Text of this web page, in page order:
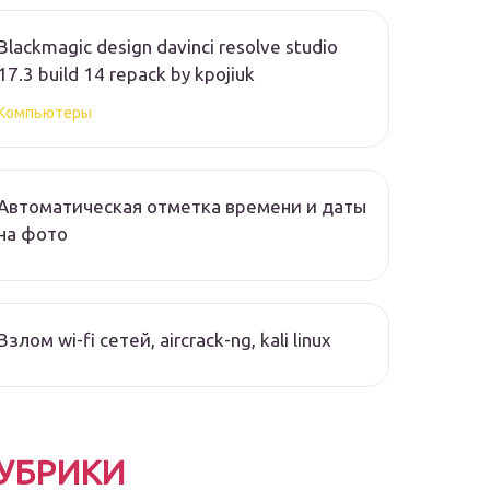
design davinci resolve studio
build 14 repack by kpojiuk
отметка времени и даты
фото
wi-fi сетей, aircrack-ng, kali linux